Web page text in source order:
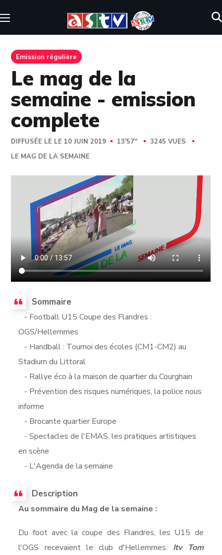
Emission régulière
Le mag de la
semaine - emission
complete
DIFFUSÉE LE LE 10 JUIN 2019 13'57''
3245 VUES
LE MAG DE LA SEMAINE
Sommaire
- Football U15 Coupe des Flandres :
OGS/Hellemmes
- Handball : Tournoi des écoles (CM1-CM2) au
Stadium du Littoral
- Rallye éco à la maison de quartier du Courghain
- Prévention des risques numériques, la police nous
informe
- Brocante quartier Europe
- Spectacles de l'EMAS, les pratiques artistiques
en scène
- L'Agenda de la semaine
Description
Au sommaire du Mag de la semaine :
Du foot avec la coupe des Flandres, les U15 de
l'OGS recevaient le club d'Hellemmes. Itv Tom